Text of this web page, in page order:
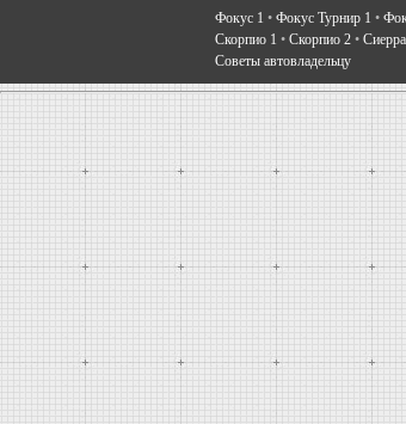
Фокус 1 • Фокус Турнир 1 •
Скорпио 1 • Скорпио 2 • Сиерра
Советы автовладельцу